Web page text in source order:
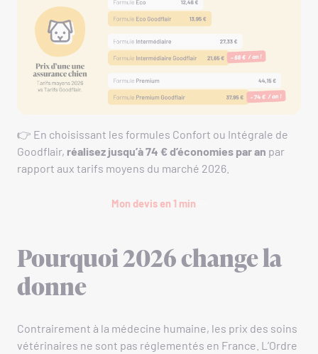
👉 En choisissant les formules Confort ou Intégrale de
Goodflair, réalisez jusqu’à 74 € d’économies par an par
rapport aux tarifs moyens du marché 2026.
Mon devis en 1 min
Pourquoi 2026 change la
donne
Contrairement à la médecine humaine, les prix des soins
vétérinaires ne sont pas réglementés en France. L’Ordre